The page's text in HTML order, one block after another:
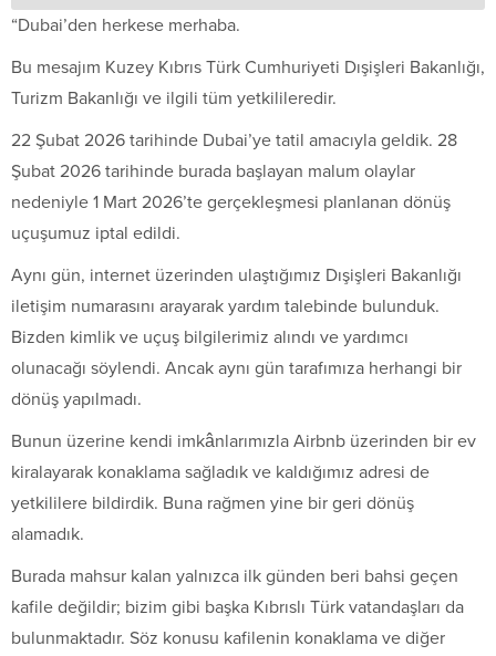
“Dubai’den herkese merhaba.
Bu mesajım Kuzey Kıbrıs Türk Cumhuriyeti Dışişleri Bakanlığı,
Turizm Bakanlığı ve ilgili tüm yetkilileredir.
22 Şubat 2026 tarihinde Dubai’ye tatil amacıyla geldik. 28
Şubat 2026 tarihinde burada başlayan malum olaylar
nedeniyle 1 Mart 2026’te gerçekleşmesi planlanan dönüş
uçuşumuz iptal edildi.
Aynı gün, internet üzerinden ulaştığımız Dışişleri Bakanlığı
iletişim numarasını arayarak yardım talebinde bulunduk.
Bizden kimlik ve uçuş bilgilerimiz alındı ve yardımcı
olunacağı söylendi. Ancak aynı gün tarafımıza herhangi bir
dönüş yapılmadı.
Bunun üzerine kendi imkânlarımızla Airbnb üzerinden bir ev
kiralayarak konaklama sağladık ve kaldığımız adresi de
yetkililere bildirdik. Buna rağmen yine bir geri dönüş
alamadık.
Burada mahsur kalan yalnızca ilk günden beri bahsi geçen
kafile değildir; bizim gibi başka Kıbrıslı Türk vatandaşları da
bulunmaktadır. Söz konusu kafilenin konaklama ve diğer